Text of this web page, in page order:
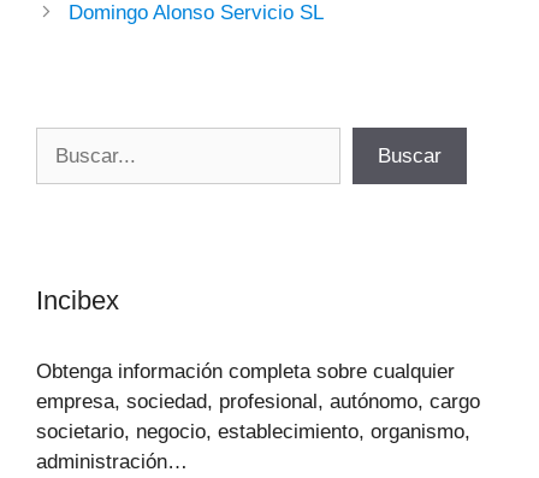
Domingo Alonso Servicio SL
Buscar
Incibex
Obtenga información completa sobre cualquier
empresa, sociedad, profesional, autónomo, cargo
societario, negocio, establecimiento, organismo,
administración…